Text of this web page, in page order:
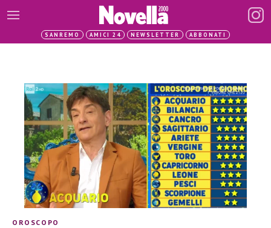
SANREMO AMICI 24 NEWSLETTER ABBONATI
OROSCOPO